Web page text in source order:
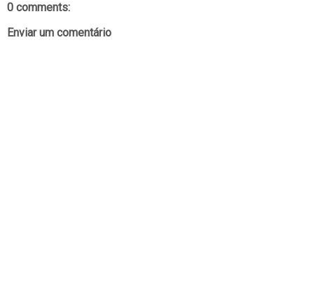
0 comments:
Enviar um comentário